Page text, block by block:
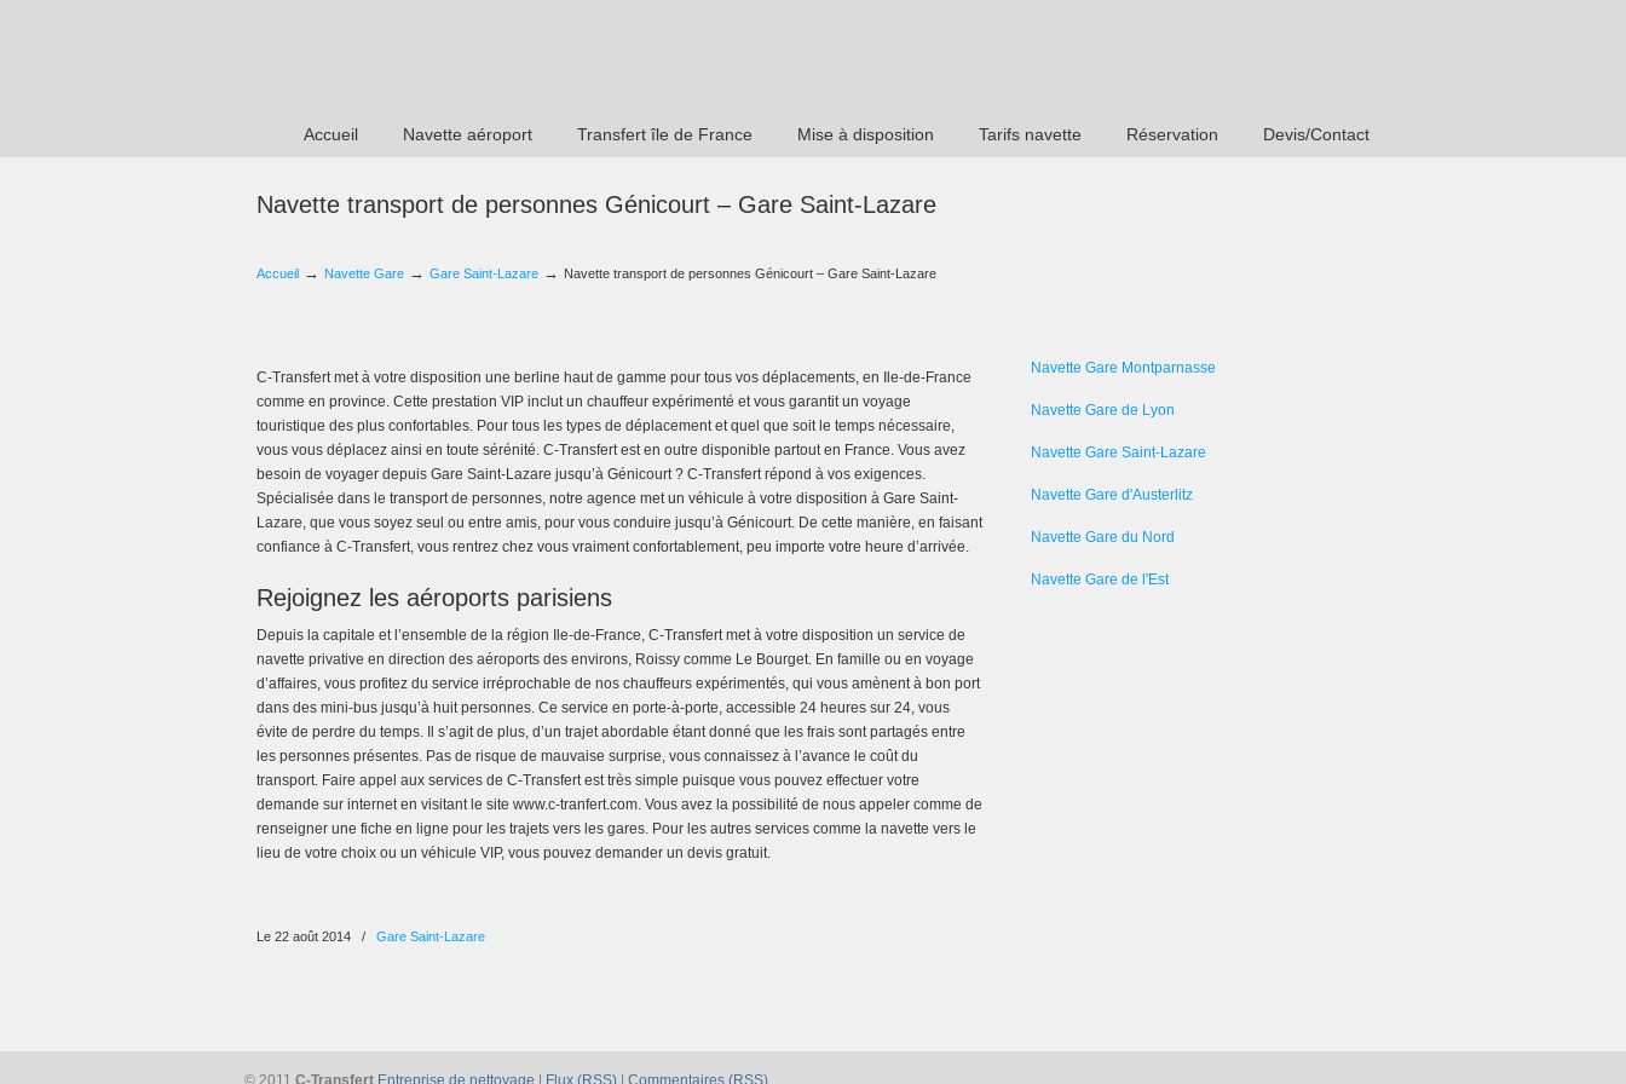
Accueil Navette aéroport Transfert île de France Mise à disposition Tarifs navette Réservation Devis/Contact
Navette transport de personnes Génicourt – Gare Saint-Lazare
Accueil → Navette Gare → Gare Saint-Lazare → Navette transport de personnes Génicourt – Gare Saint-Lazare
C-Transfert met à votre disposition une berline haut de gamme pour tous vos déplacements, en Ile-de-France
comme en province. Cette prestation VIP inclut un chauffeur expérimenté et vous garantit un voyage
touristique des plus confortables. Pour tous les types de déplacement et quel que soit le temps nécessaire,
vous vous déplacez ainsi en toute sérénité. C-Transfert est en outre disponible partout en France. Vous avez
besoin de voyager depuis Gare Saint-Lazare jusqu’à Génicourt ? C-Transfert répond à vos exigences.
Spécialisée dans le transport de personnes, notre agence met un véhicule à votre disposition à Gare Saint-
Lazare, que vous soyez seul ou entre amis, pour vous conduire jusqu’à Génicourt. De cette manière, en faisant
confiance à C-Transfert, vous rentrez chez vous vraiment confortablement, peu importe votre heure d’arrivée.
Rejoignez les aéroports parisiens
Depuis la capitale et l’ensemble de la région Ile-de-France, C-Transfert met à votre disposition un service de
navette privative en direction des aéroports des environs, Roissy comme Le Bourget. En famille ou en voyage
d’affaires, vous profitez du service irréprochable de nos chauffeurs expérimentés, qui vous amènent à bon port
dans des mini-bus jusqu’à huit personnes. Ce service en porte-à-porte, accessible 24 heures sur 24, vous
évite de perdre du temps. Il s’agit de plus, d’un trajet abordable étant donné que les frais sont partagés entre
les personnes présentes. Pas de risque de mauvaise surprise, vous connaissez à l’avance le coût du
transport. Faire appel aux services de C-Transfert est très simple puisque vous pouvez effectuer votre
demande sur internet en visitant le site www.c-tranfert.com. Vous avez la possibilité de nous appeler comme de
renseigner une fiche en ligne pour les trajets vers les gares. Pour les autres services comme la navette vers le
lieu de votre choix ou un véhicule VIP, vous pouvez demander un devis gratuit.
Le 22 août 2014 / Gare Saint-Lazare
Navette Gare Montparnasse
Navette Gare de Lyon
Navette Gare Saint-Lazare
Navette Gare d'Austerlitz
Navette Gare du Nord
Navette Gare de l'Est
© 2011 C-Transfert Entreprise de nettoyage Flux (RSS) Commentaires (RSS)